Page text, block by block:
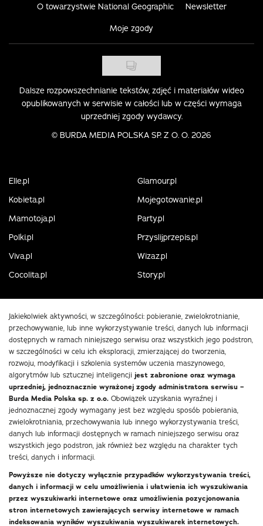
O towarzystwie National Geographic Newsletter
Moje zgody
Dalsze rozpowszechnianie tekstów, zdjęć i materiałów wideo
opublikowanych w serwisie w całości lub w części wymaga
uprzedniej zgody wydawcy.
© BURDA MEDIA POLSKA SP. Z O. O. 2026
Elle.pl
Glamour.pl
Kobieta.pl
Mojegotowanie.pl
Mamotoja.pl
Party.pl
Polki.pl
Przyslijprzepis.pl
Viva.pl
Wizaz.pl
Cocolita.pl
Story.pl
Jakiekolwiek aktywności, w szczególności: pobieranie, zwielokrotnianie,
przechowywanie, lub inne wykorzystywanie treści, danych lub informacji
dostępnych w ramach niniejszego serwisu oraz wszystkich jego podstron,
w szczególności w celu ich eksploracji, zmierzającej do tworzenia,
rozwoju, modyfikacji i szkolenia systemów uczenia maszynowego,
algorytmów lub sztucznej inteligencji jest zabronione oraz wymaga
uprzedniej, jednoznacznie wyrażonej zgody administratora serwisu –
Burda Media Polska sp. z o.o. Obowiązek uzyskania wyraźnej i
jednoznacznej zgody wymagany jest bez względu sposób pobierania,
zwielokrotniania, przechowywania lub innego wykorzystywania treści,
danych lub informacji dostępnych w ramach niniejszego serwisu oraz
wszystkich jego podstron, jak również bez względu na charakter tych
treści, danych i informacji.
Powyższe nie dotyczy wyłącznie przypadków wykorzystywania treści,
danych i informacji w celu umożliwienia i ułatwienia ich wyszukiwania
przez wyszukiwarki internetowe oraz umożliwienia pozycjonowania
stron internetowych zawierających serwisy internetowe w ramach
indeksowania wyników wyszukiwania wyszukiwarek internetowych.